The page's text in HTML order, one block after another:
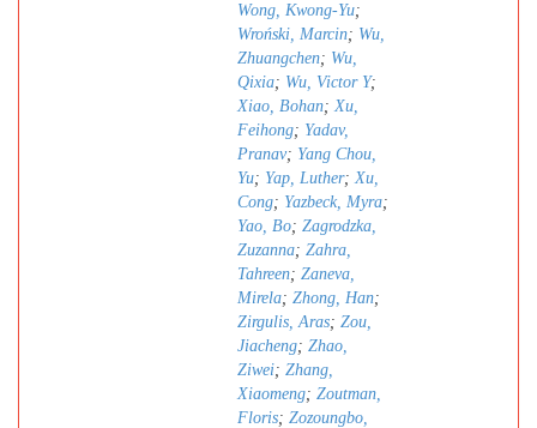
Wong, Kwong-Yu;
Wroński, Marcin; Wu,
Zhuangchen; Wu,
Qixia; Wu, Victor Y;
Xiao, Bohan;Xu,
Feihong; Yadav,
Pranav; Yang Chou,
Yu; Yap, Luther;Xu,
Cong; Yazbeck, Myra;
Yao, Bo; Zagrodzka,
Zuzanna; Zahra,
Tahreen; Zaneva,
Mirela; Zhong, Han;
Zirgulis, Aras; Zou,
Jiacheng; Zhao,
Ziwei; Zhang,
Xiaomeng; Zoutman,
Floris; Zozoungbo,